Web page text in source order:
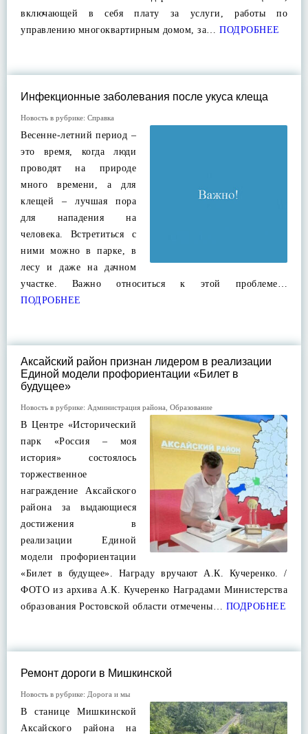
включающей в себя плату за услуги, работы по
управлению многоквартирным домом, за… ПОДРОБНЕЕ
Инфекционные заболевания после укуса клеща
Новость в рубрике: Справка
Весенне-летний период –
это время, когда люди
проводят на природе
много времени, а для
клещей – лучшая пора
для нападения на
человека. Встретиться с
ними можно в парке, в
лесу и даже на дачном
участке. Важно относиться к этой проблеме…
ПОДРОБНЕЕ
Аксайский район признан лидером в реализации
Единой модели профориентации «Билет в
будущее»
Новость в рубрике: Администрация района Образование
В Центре «Исторический
парк «Россия – моя
история» состоялось
торжественное
награждение Аксайского
района за выдающиеся
достижения в
реализации Единой
модели профориентации
«Билет в будущее». Награду вручают А.К. Кучеренко. /
ФОТО из архива А.К. Кучеренко Наградами Министерства
образования Ростовской области отмечены… ПОДРОБНЕЕ
Ремонт дороги в Мишкинской
Новость в рубрике: Дорога и мы
В станице Мишкинской
Аксайского района на